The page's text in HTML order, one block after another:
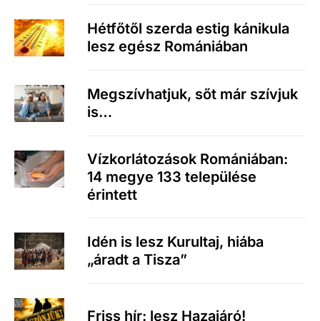
Hétfőtől szerda estig kánikula
lesz egész Romániában
Megszívhatjuk, sőt már szívjuk
is…
Vízkorlátozások Romániában:
14 megye 133 települése
érintett
Idén is lesz Kurultaj, hiába
„áradt a Tisza”
Friss hír: lesz Hazajáró!